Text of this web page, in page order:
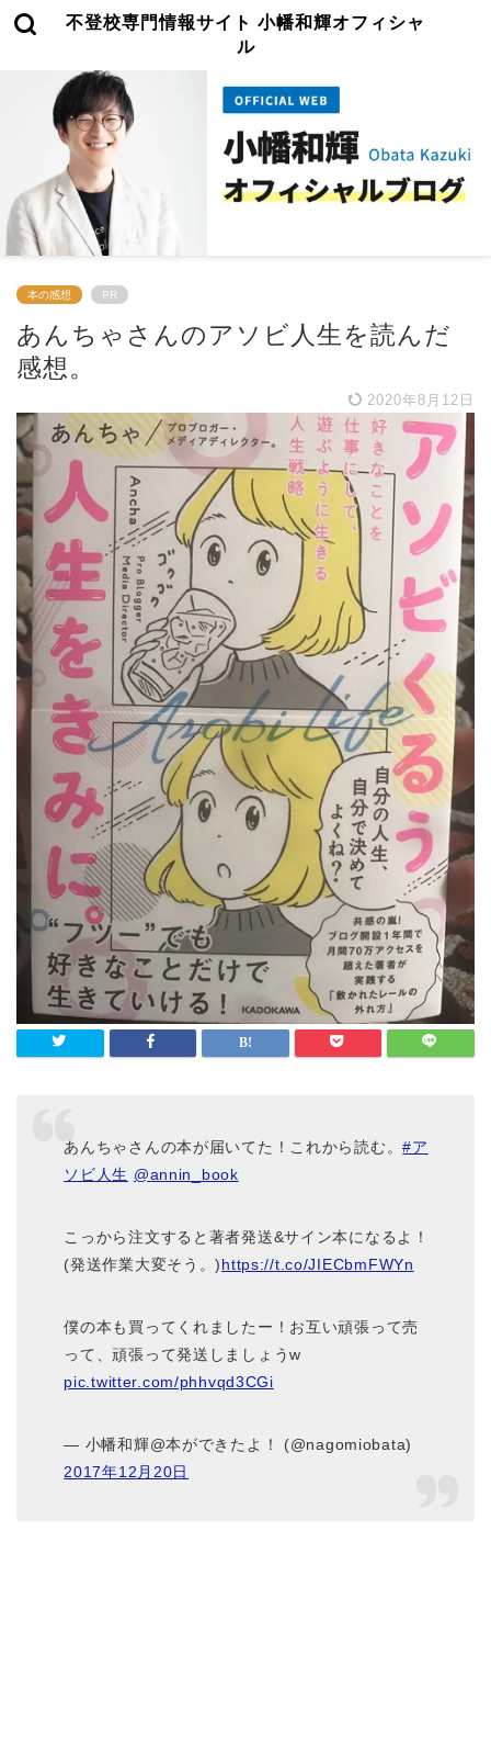
不登校専門情報サイト 小幡和輝オフィシャ
ル
本の感想 PR
あんちゃさんのアソビ人生を読んだ
感想。
2020年8月12日
あんちゃさんの本が届いてた！これから読む。#ア
ソビ人生 @annin_book
こっから注文すると著者発送&サイン本になるよ！
(発送作業大変そう。)https://t.co/JIECbmFWYn
僕の本も買ってくれましたー！お互い頑張って売
って、頑張って発送しましょうw
pic.twitter.com/phhvqd3CGi
— 小幡和輝@本ができたよ！ (@nagomiobata)
2017年12月20日